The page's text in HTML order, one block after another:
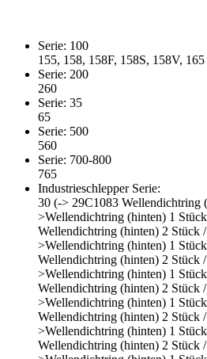
Serie: 100
155, 158, 158F, 158S, 158V, 165
Serie: 200
260
Serie: 35
65
Serie: 500
560
Serie: 700-800
765
Industrieschlepper Serie:
30 (-> 29C1083 Wellendichtring
>Wellendichtring (hinten) 1
Wellendichtring (hinten) 2 Stück
>Wellendichtring (hinten) 1
Wellendichtring (hinten) 2 Stück
>Wellendichtring (hinten) 1
Wellendichtring (hinten) 2 Stück
>Wellendichtring (hinten) 1
Wellendichtring (hinten) 2 Stück
>Wellendichtring (hinten) 1
Wellendichtring (hinten) 2 Stück